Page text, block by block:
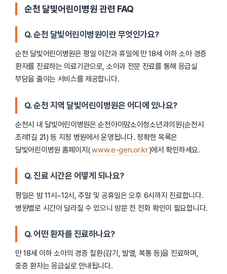
순천 달빛어린이병원 관련 FAQ
Q. 순천 달빛어린이병원이란 무엇인가요?
순천 달빛어린이병원은 평일 야간과 휴일에 만 18세 이하 소아 경증
환자를 진료하는 의료기관으로, 소아과 전문 진료를 통해 응급실
부담을 줄이는 서비스를 제공합니다.
Q. 순천 지역 달빛어린이병원은 어디에 있나요?
순천시 내 달빛어린이병원은 순천아이맘소아청소년과의원(순천시
조례1길 21) 등 지정 병원에서 운영됩니다. 정확한 목록은
달빛어린이병원 홈페이지(www.e-gen.or.kr)에서 확인하세요.
Q. 진료 시간은 어떻게 되나요?
평일은 밤 11시~12시, 주말 및 공휴일은 오후 6시까지 진료합니다.
병원별로 시간이 달라질 수 있으니 방문 전 전화 확인이 필요합니다.
Q. 어떤 환자를 진료하나요?
만 18세 이하 소아의 경증 질환(감기, 발열, 복통 등)을 진료하며,
중증 환자는 응급실로 안내됩니다.